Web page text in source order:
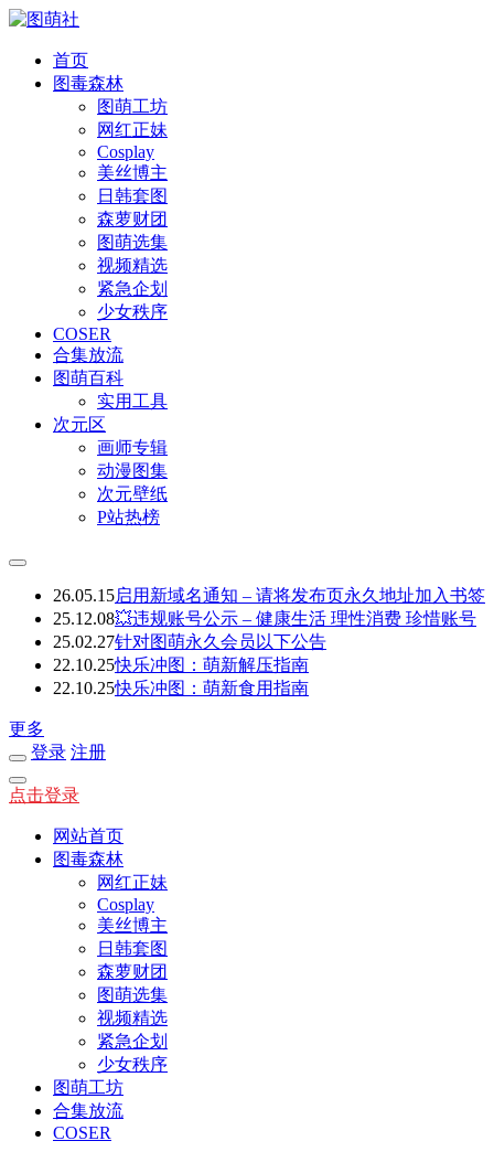
首页
图毒森林
图萌工坊
网红正妹
Cosplay
美丝博主
日韩套图
森萝财团
图萌选集
视频精选
紧急企划
少女秩序
COSER
合集放流
图萌百科
实用工具
次元区
画师专辑
动漫图集
次元壁纸
P站热榜
26.05.15启用新域名通知 – 请将发布页永久地址加入书签
25.12.08💥违规账号公示 – 健康生活 理性消费 珍惜账号
25.02.27针对图萌永久会员以下公告
22.10.25快乐冲图：萌新解压指南
22.10.25快乐冲图：萌新食用指南
更多
登录 注册
点击登录
网站首页
图毒森林
网红正妹
Cosplay
美丝博主
日韩套图
森萝财团
图萌选集
视频精选
紧急企划
少女秩序
图萌工坊
合集放流
COSER